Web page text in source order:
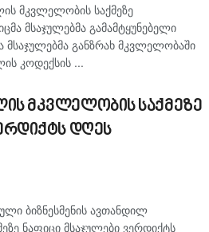
მკვლელობის საქმეზე
მსაჯულებმა გამამტყუნებელი
მსაჯულებმა განზრახ მკვლელობაში
კოდექსის ...
მკვლელობის საქმეზე
დღეს
ბიზნესმენის ავთანდილ
ნაფიცი მსაჯულები ვერდიქტს